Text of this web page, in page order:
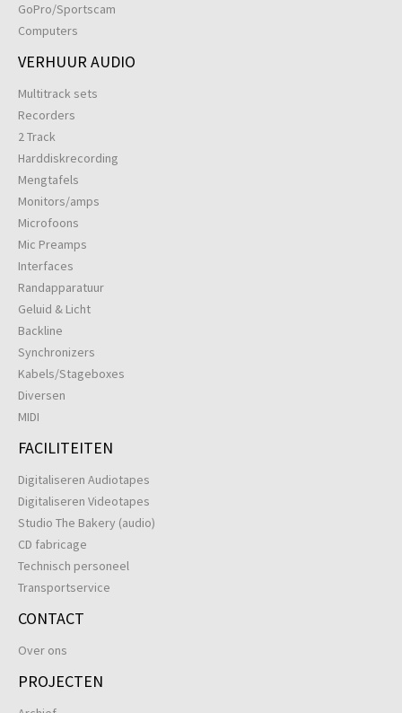
GoPro/Sportscam
Computers
VERHUUR AUDIO
Multitrack sets
Recorders
2 Track
Harddiskrecording
Mengtafels
Monitors/amps
Microfoons
Mic Preamps
Interfaces
Randapparatuur
Geluid & Licht
Backline
Synchronizers
Kabels/Stageboxes
Diversen
MIDI
FACILITEITEN
Digitaliseren Audiotapes
Digitaliseren Videotapes
Studio The Bakery (audio)
CD fabricage
Technisch personeel
Transportservice
CONTACT
Over ons
PROJECTEN